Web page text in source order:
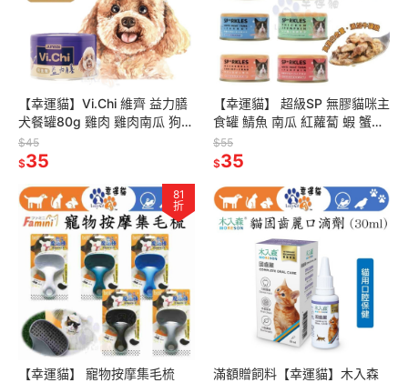
【幸運貓】Vi.Chi 維齊 益力膳
犬餐罐80g 雞肉 雞肉南瓜 狗罐
頭 低磷 低鈉 無穀 幼犬 成犬 老
犬
$45
$35
【幸運貓】 超級SP 無膠貓咪主
食罐 鯖魚 南瓜 紅蘿蔔 蝦 蟹肉
南瓜 70G 貓主食罐 主食罐頭
$55
$35
81
折
【幸運貓】 寵物按摩集毛梳
滿額贈飼料【幸運貓】木入森